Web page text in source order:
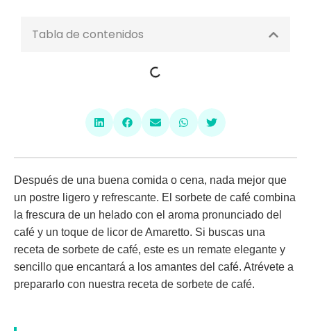
Tabla de contenidos
Después de una buena comida o cena, nada mejor que
un postre ligero y refrescante. El sorbete de café combina
la frescura de un helado con el aroma pronunciado del
café y un toque de licor de Amaretto. Si buscas una
receta de sorbete de café, este es un remate elegante y
sencillo que encantará a los amantes del café. Atrévete a
prepararlo con nuestra receta de sorbete de café.